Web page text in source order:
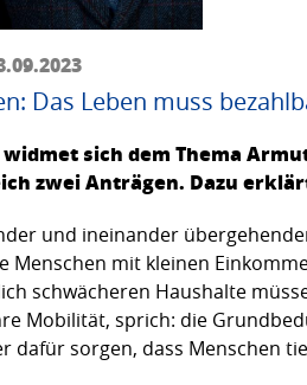
Das Leben muss
widmet sich dem Thema
zwei Anträgen. Dazu
und ineinander
Menschen mit kleinen
schwächeren Haushalte
Mobilität, sprich: die
dafür sorgen, dass Menschen